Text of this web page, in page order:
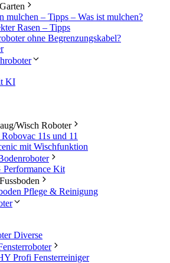
mulchen – Tipps – Was ist mulchen?
Rasen – Tipps
ohne Begrenzungskabel?
KI
Wisch Roboter
11s und 11
mit Wischfunktion
Performance Kit
Pflege & Reinigung
Diverse
Profi Fensterreiniger